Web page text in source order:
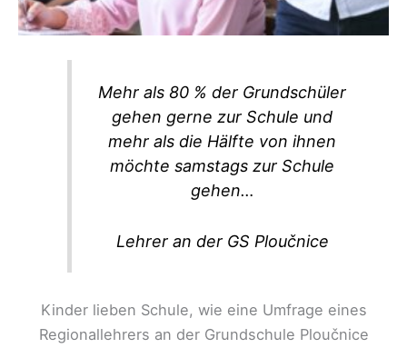
Mehr als 80 % der Grundschüler
gehen gerne zur Schule und
mehr als die Hälfte von ihnen
möchte samstags zur Schule
gehen…
Lehrer an der GS Ploučnice
Kinder lieben Schule, wie eine Umfrage eines
Regionallehrers an der Grundschule Ploučnice